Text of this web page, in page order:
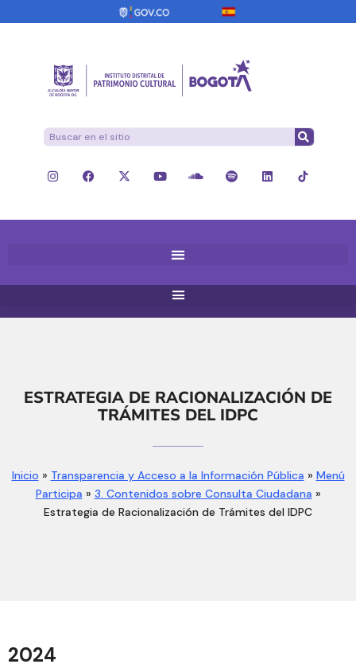
ESTRATEGIA DE RACIONALIZACIÓN DE
TRÁMITES DEL IDPC
Inicio » Transparencia y Acceso a la Información Pública » Menú
Participa » 3. Contenidos sobre Consulta Ciudadana »
Estrategia de Racionalización de Trámites del IDPC
2024